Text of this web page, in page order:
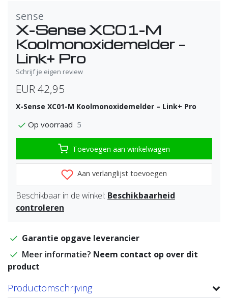
sense
X-Sense XC01-M
Koolmonoxidemelder –
Link+ Pro
Schrijf je eigen review
EUR 42,95
X-Sense XC01-M Koolmonoxidemelder – Link+ Pro
Op voorraad 5
Toevoegen aan winkelwagen
Aan verlanglijst toevoegen
Beschikbaar in de winkel: Beschikbaarheid
controleren
Garantie opgave leverancier
Meer informatie? Neem contact op over dit
product
Productomschrijving